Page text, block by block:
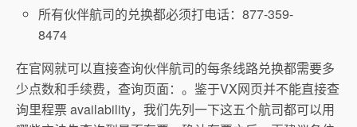
所有伙伴航司的兑换都必须打电话：877-359-
8474
在官网就可以直接查询伙伴航司的每条线路兑换都需要多
少点数和手续费，查询页面：。鉴于VX网页并不能直接查
询里程票 availability，我们先列一下这五个航司都可以用